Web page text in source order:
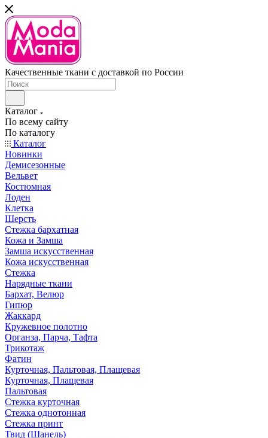
Качественные ткани с доставкой по России
Каталог
По всему сайту
По каталогу
Каталог
Новинки
Демисезонные
Вельвет
Костюмная
Лоден
Клетка
Шерсть
Стежка бархатная
Кожа и Замша
Замша искусственная
Кожа искусственная
Стежка
Нарядные ткани
Бархат, Велюр
Гипюр
Жаккард
Кружевное полотно
Органза, Парча, Тафта
Трикотаж
Фатин
Курточная, Пальтовая, Плащевая
Курточная, Плащевая
Пальтовая
Стежка курточная
Стежка однотонная
Стежка принт
Твид (Шанель)